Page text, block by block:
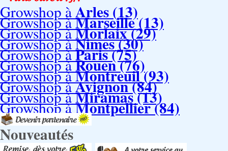
Growshop àArles (13)
Growshop àMarseille (13)
Growshop àMorlaix (29)
Growshop àNimes (30)
Growshop àParis (75)
Growshop àRouen (76)
Growshop àMontreuil (93)
Growshop àAvignon (84)
Growshop àMiramas (13)
Growshop àMontpellier (84)
Nouveautés